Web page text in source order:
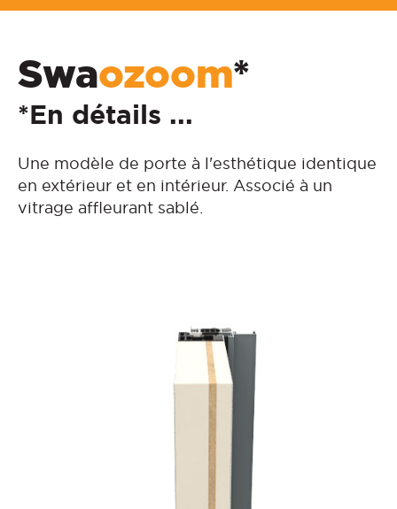
Swaozoom*
*En détails ...
Une modèle de porte à l'esthétique identique
en extérieur et en intérieur. Associé à un
vitrage affleurant sablé.